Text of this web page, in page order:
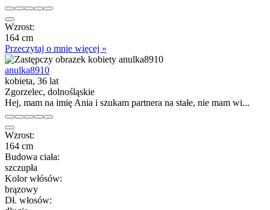
Wzrost:
164 cm
Przeczytaj o mnie więcej »
anulka8910
kobieta, 36 lat
Zgorzelec, dolnośląskie
Hej, mam na imię Ania i szukam partnera na stałe, nie mam wi...
Wzrost:
164 cm
Budowa ciała:
szczupła
Kolor włósów:
brązowy
Dł. włosów: